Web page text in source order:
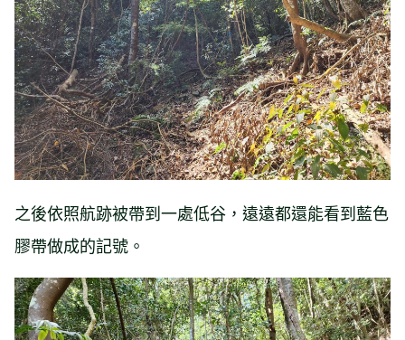
之後依照航跡被帶到一處低谷，遠遠都還能看到藍色
膠帶做成的記號。